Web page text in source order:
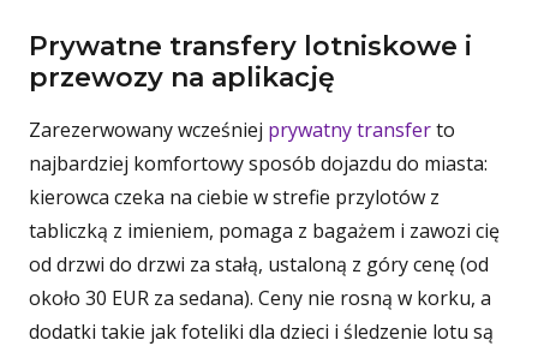
Prywatne transfery lotniskowe i
przewozy na aplikację
Zarezerwowany wcześniej prywatny transferto
najbardziej komfortowy sposób dojazdu do miasta:
kierowca czeka na ciebie w strefie przylotów z
tabliczką z imieniem, pomaga z bagażem i zawozi cię
od drzwi do drzwi za stałą, ustaloną z góry cenę (od
około 30 EUR za sedana). Ceny nie rosną w korku, a
dodatki takie jak foteliki dla dzieci i śledzenie lotu są